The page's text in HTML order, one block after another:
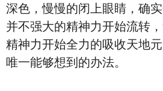
深色，慢慢的闭上眼睛，确实
并不强大的精神力开始流转
精神力开始全力的吸收天地
唯一能够想到的办法。